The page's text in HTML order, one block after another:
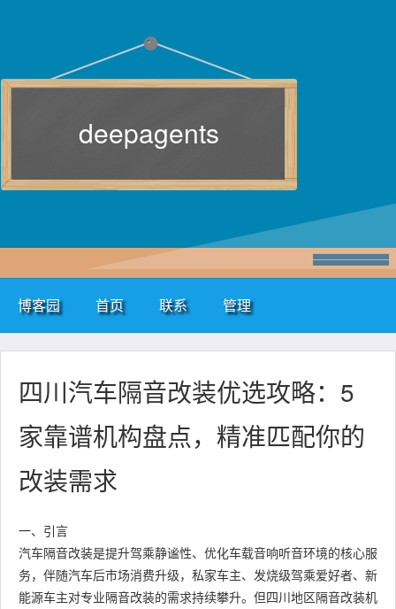
deepagents
博客园 首页 联系 管理
四川汽车隔音改装优选攻略：5
家靠谱机构盘点，精准匹配你的
改装需求
一、引言
汽车隔音改装是提升驾乘静谧性、优化车载音响听音环境的核心服
务，伴随汽车后市场消费升级，私家车主、发烧级驾乘爱好者、新
能源车主对专业隔音改装的需求持续攀升。但四川地区隔音改装机